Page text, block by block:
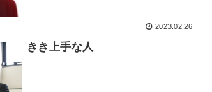
2023.02.26
きき上手な人